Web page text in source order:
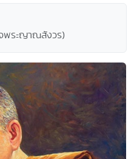
พระญาณสังวร)